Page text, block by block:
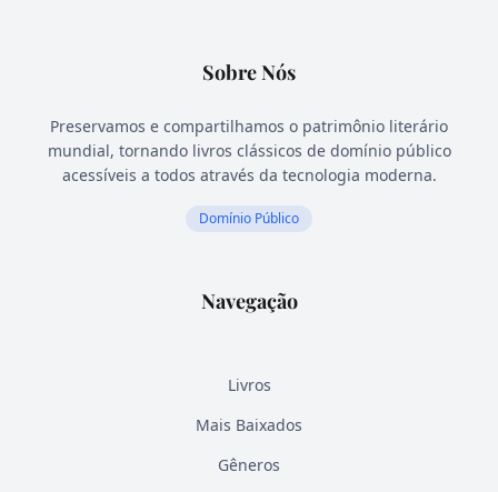
Sobre Nós
Preservamos e compartilhamos o patrimônio literário
mundial, tornando livros clássicos de domínio público
acessíveis a todos através da tecnologia moderna.
Domínio Público
Navegação
Livros
Mais Baixados
Gêneros